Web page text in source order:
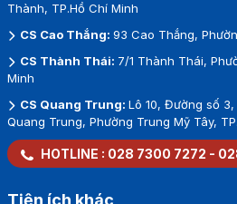
Thành, TP.Hồ Chí Minh
CS Cao Thắng: 93 Cao Thắng,
CS Thành Thái: 7/1 Thành Thái,
Minh
CS Quang Trung: Lô 10, Đường số
Quang Trung, Phường Trung Mỹ Tây,
HOTLINE : 028 7300 7272 -
Tiện ích khác